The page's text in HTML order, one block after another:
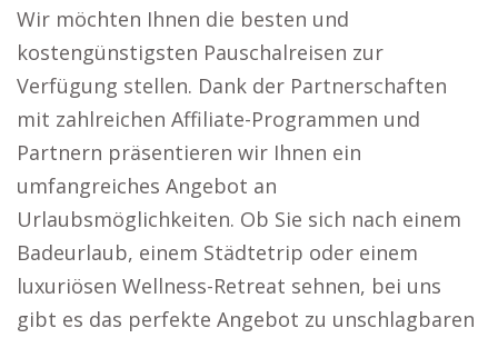
Wir möchten Ihnen die besten und
kostengünstigsten Pauschalreisen zur
Verfügung stellen. Dank der Partnerschaften
mit zahlreichen Affiliate-Programmen und
Partnern präsentieren wir Ihnen ein
umfangreiches Angebot an
Urlaubsmöglichkeiten. Ob Sie sich nach einem
Badeurlaub, einem Städtetrip oder einem
luxuriösen Wellness-Retreat sehnen, bei uns
gibt es das perfekte Angebot zu unschlagbaren